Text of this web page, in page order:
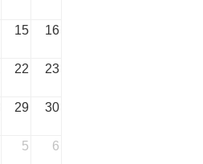
15 16
22 23
29 30
5 6